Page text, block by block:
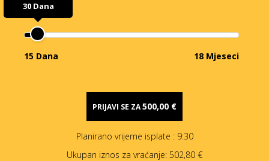
30 Dana
15 Dana 18 Mjeseci
PRIJAVI SE ZA500,00 €
Planirano vrijeme isplate : 9:30
Ukupan iznos za vraćanje: 502,80 €